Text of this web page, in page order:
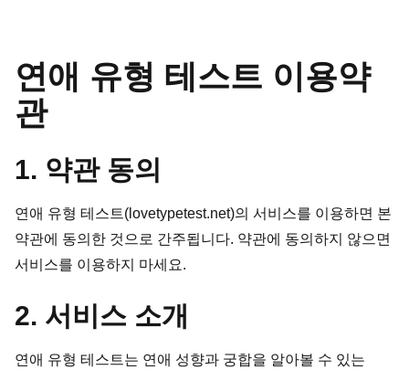
연애 유형 테스트 이용약
관
1. 약관 동의
연애 유형 테스트(lovetypetest.net)의 서비스를 이용하면 본
약관에 동의한 것으로 간주됩니다. 약관에 동의하지 않으면
서비스를 이용하지 마세요.
2. 서비스 소개
연애 유형 테스트는 연애 성향과 궁합을 알아볼 수 있는